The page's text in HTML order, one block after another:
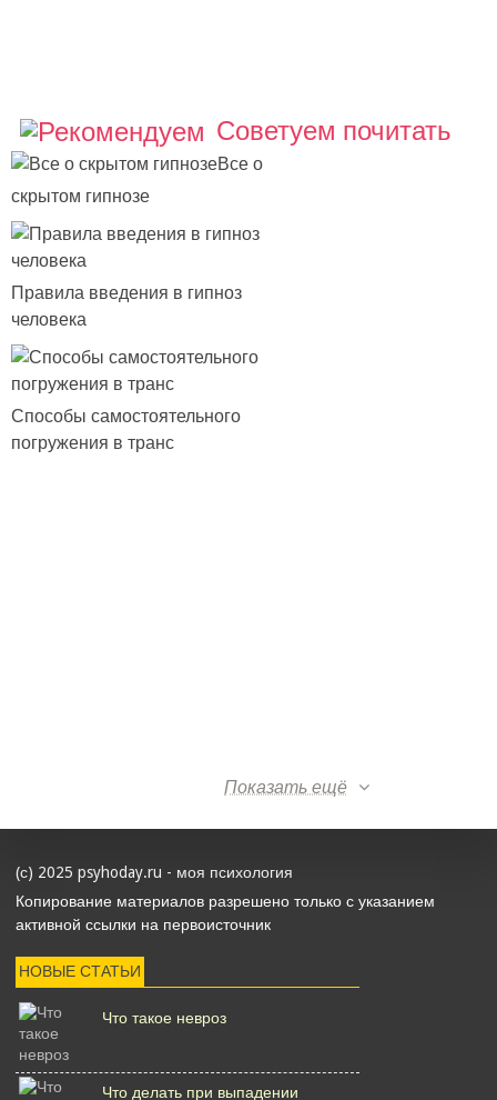
Советуем почитать
Все о
скрытом гипнозе
Правила введения в гипноз
человека
Способы самостоятельного
погружения в транс
Показать ещё
(с) 2025 psyhoday.ru - моя психология
Копирование материалов разрешено только с указанием
активной ссылки на первоисточник
НОВЫЕ СТАТЬИ
Что такое невроз
Что делать при выпадении